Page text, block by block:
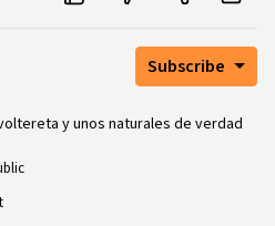
Subscribe
y unos naturales de verdad